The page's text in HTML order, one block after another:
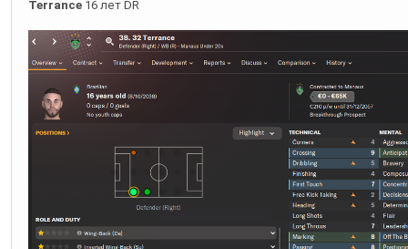
Terrance 16 лет DR